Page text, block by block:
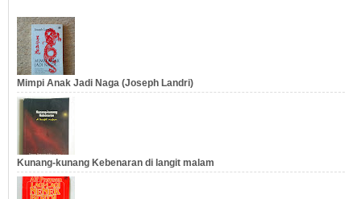
Mimpi Anak Jadi Naga (Joseph Landri)
Kunang-kunang Kebenaran di langit malam